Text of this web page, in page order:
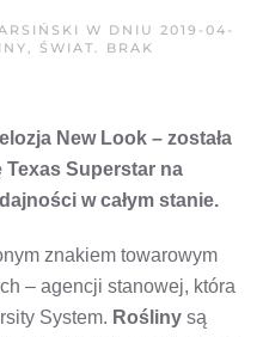
W DNIU 2019-04-
, ŚWIAT. BRAK
New Look – została
Texas Superstar na
w całym stanie.
znakiem towarowym
– agencji stanowej, która
System. Rośliny są